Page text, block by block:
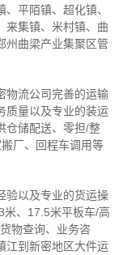
平陌镇、超化镇、
来集镇、米村镇、曲
州曲梁产业集聚区管
物流公司完善的运输
质量以及专业的装运
仓储配送、零担/整
厂、回程车调用等
验以及专业的货运操
、17.5米平板车/高
物查询、业务咨
江到新密地区大件运